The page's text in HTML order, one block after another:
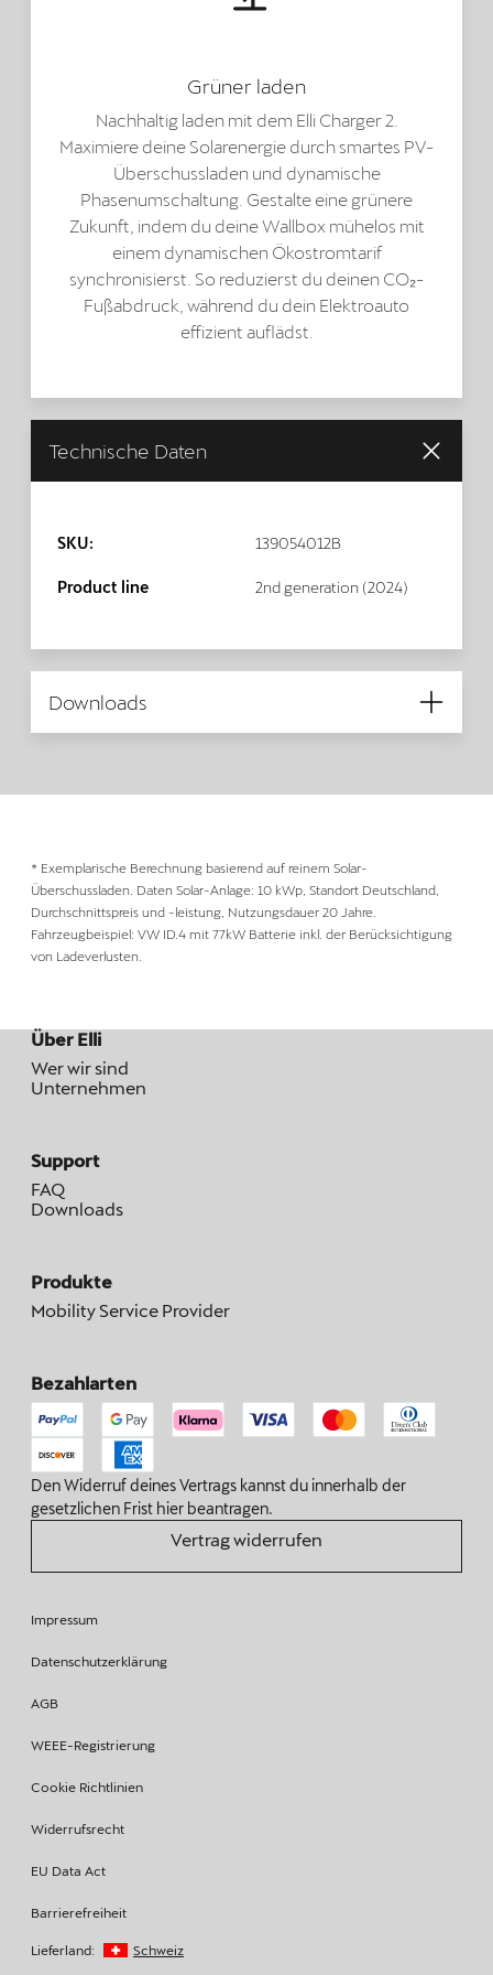
Grüner laden
Nachhaltig laden mit dem Elli Charger 2.
Maximiere deine Solarenergie durch smartes PV-
Überschussladen und dynamische
Phasenumschaltung. Gestalte eine grünere
Zukunft, indem du deine Wallbox mühelos mit
einem dynamischen Ökostromtarif
synchronisierst. So reduzierst du deinen CO₂-
Fußabdruck, während du dein Elektroauto
effizient auflädst.
Technische Daten
SKU: 139054012B
Product line 2nd generation (2024)
Downloads
* Exemplarische Berechnung basierend auf reinem Solar-
Überschussladen. Daten Solar-Anlage: 10 kWp, Standort Deutschland,
Durchschnittspreis und -leistung, Nutzungsdauer 20 Jahre.
Fahrzeugbeispiel: VW ID.4 mit 77kW Batterie inkl. der Berücksichtigung
von Ladeverlusten.
Über Elli
Wer wir sind
Unternehmen
Support
FAQ
Downloads
Produkte
Mobility Service Provider
Bezahlarten
Den Widerruf deines Vertrags kannst du innerhalb der
gesetzlichen Frist hier beantragen.
Vertrag widerrufen
Impressum
Datenschutzerklärung
AGB
WEEE-Registrierung
Cookie Richtlinien
Widerrufsrecht
EU Data Act
Barrierefreiheit
Lieferland: Schweiz